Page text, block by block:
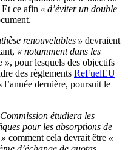
Et ce afin « d’éviter un double
renouvelables » devraient
« notamment dans les
», pour lesquels des objectifs
des règlements ReFuelEU
l’année dernière, poursuit le
étudiera les
pour les absorptions de
comment cela devrait être «